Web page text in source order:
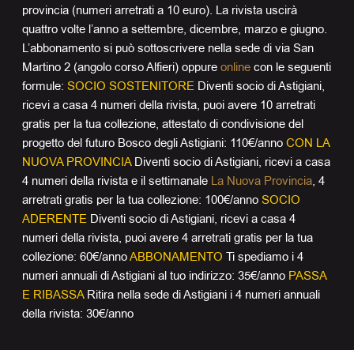
provincia (numeri arretrati a 10 euro). La rivista uscirà
quattro volte l’anno a settembre, dicembre, marzo e giugno.
L’abbonamento si può sottoscrivere nella sede di via San
Martino 2 (angolo corso Alfieri) oppureonline con le seguenti
formule:SOCIO SOSTENITORE Diventi socio di Astigiani,
ricevi a casa 4 numeri della rivista, puoi avere 10 arretrati
gratis per la tua collezione, attestato di condivisione del
progetto del futuro Bosco degli Astigiani: 110€/annoCON LA
NUOVA PROVINCIADiventi socio di Astigiani, ricevi a casa
4 numeri della rivista e il settimanale La Nuova Provincia, 4
arretrati gratis per la tua collezione: 100€/annoSOCIO
ADERENTE Diventi socio di Astigiani, ricevi a casa 4
numeri della rivista, puoi avere 4 arretrati gratis per la tua
collezione: 60€/annoABBONAMENTO Ti spediamo i 4
numeri annuali di Astigiani al tuo indirizzo: 35€/anno PASSA
E RIBASSARitira nella sede di Astigiani i 4 numeri annuali
della rivista: 30€/anno